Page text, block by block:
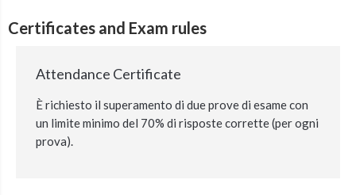
Certificates and Exam rules
Attendance Certificate
È richiesto il superamento di due prove di esame con
un limite minimo del 70% di risposte corrette (per ogni
prova).